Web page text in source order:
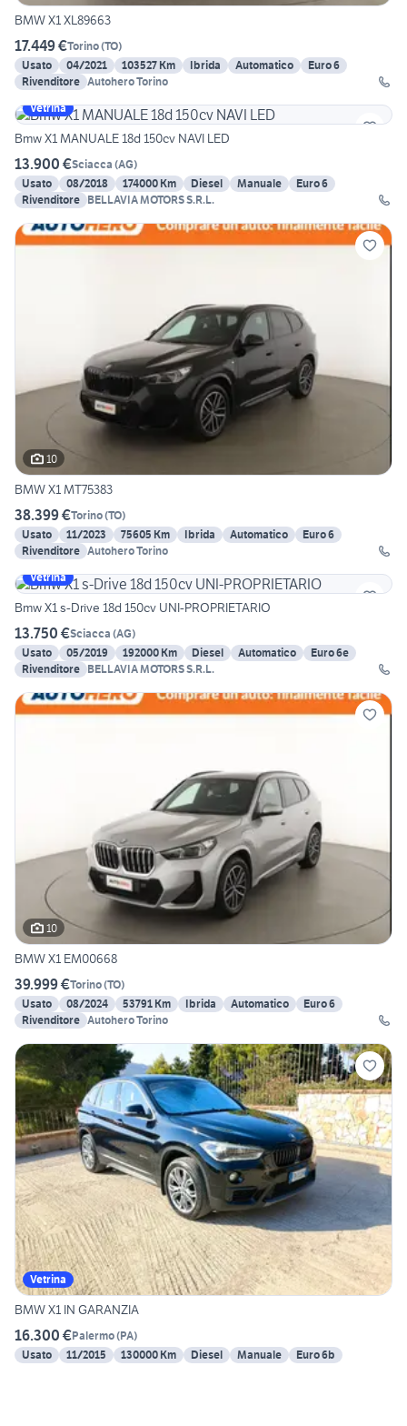
BMW X1 XL89663
17.449 €Torino(TO)
Usato
04/2021 103527 Km Ibrida Automatico
Euro 6
Rivenditore Autohero Torino
Vetrina
Bmw X1 MANUALE 18d 150cv NAVI LED
13.900 €Sciacca (AG)
Usato
08/2018 174000 Km Diesel Manuale
Euro 6
Rivenditore BELLAVIA MOTORS S.R.L.
10
BMW X1 MT75383
38.399 €Torino(TO)
Usato
11/2023 75605 Km Ibrida Automatico
Euro 6
Rivenditore Autohero Torino
Vetrina
Bmw X1 s-Drive 18d 150cv UNI-PROPRIETARIO
13.750 €Sciacca (AG)
Usato
05/2019 192000 Km Diesel Automatico
Euro 6e
Rivenditore BELLAVIA MOTORS S.R.L.
10
BMW X1 EM00668
39.999 €Torino(TO)
Usato
08/2024 53791 Km Ibrida Automatico
Euro 6
Rivenditore Autohero Torino
Vetrina
BMW X1 IN GARANZIA
16.300 €Palermo(PA)
Usato
11/2015 130000 Km Diesel Manuale Euro 6b